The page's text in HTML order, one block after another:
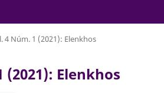
4 Núm. 1 (2021): Elenkhos
(2021): Elenkhos